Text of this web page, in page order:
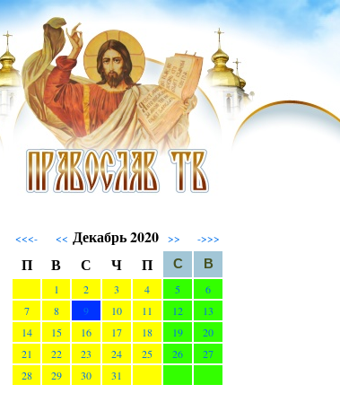
<<<- << Декабрь 2020 >> ->>>
П В С Ч П С
В
1
2 3 4 5
6
7
8 9 10 11 12
13
14
15 16 17 18 19
20
21
22 23 24 25 26
27
28
29 30 31